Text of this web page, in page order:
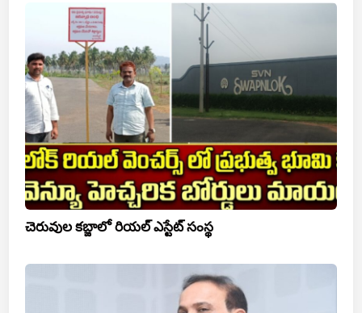
చెరువుల కబ్జాలో రియల్ ఎస్టేట్ సంస్థ